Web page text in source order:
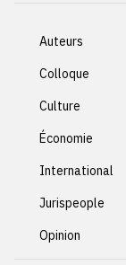
Auteurs
Colloque
Culture
Économie
International
Jurispeople
Opinion